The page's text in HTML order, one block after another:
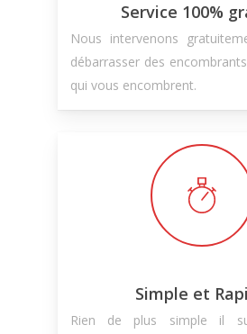
Service 100%
Nous intervenons
débarrasser des
qui vous encombrent.
Simple et
Rien de plus simple il